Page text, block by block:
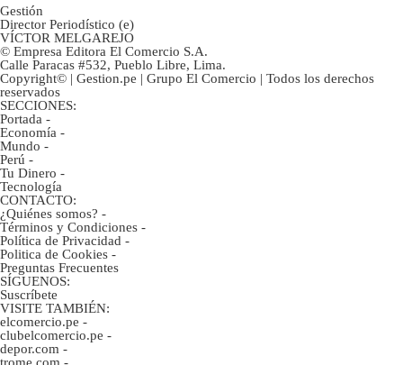
Gestión
Director Periodístico (e)
VÍCTOR MELGAREJO
© Empresa Editora El Comercio S.A.
Calle Paracas #532, Pueblo Libre, Lima.
Copyright© | Gestion.pe | Grupo El Comercio | Todos los derechos
reservados
SECCIONES:
Portada -
Economía -
Mundo -
Perú -
Tu Dinero -
Tecnología
CONTACTO:
¿Quiénes somos? -
Términos y Condiciones -
Política de Privacidad -
Politica de Cookies -
Preguntas Frecuentes
SÍGUENOS:
Suscríbete
VISITE TAMBIÉN:
elcomercio.pe -
clubelcomercio.pe -
depor.com -
trome.com -